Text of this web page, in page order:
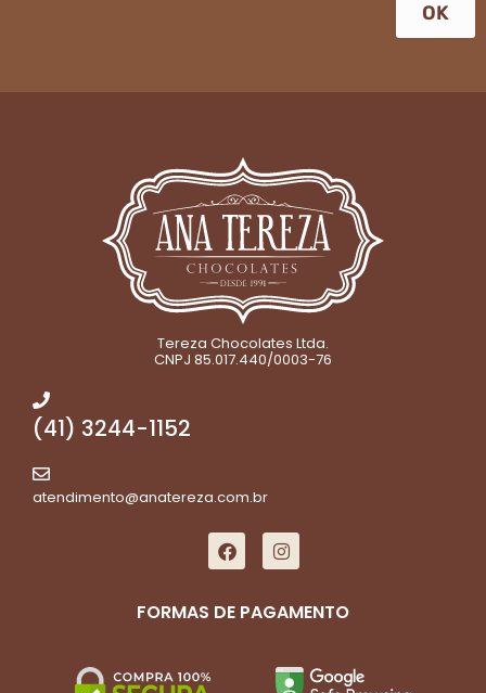
OK
Tereza Chocolates Ltda.
CNPJ 85.017.440/0003-76
(41) 3244-1152
atendimento@anatereza.com.br
FORMAS DE PAGAMENTO